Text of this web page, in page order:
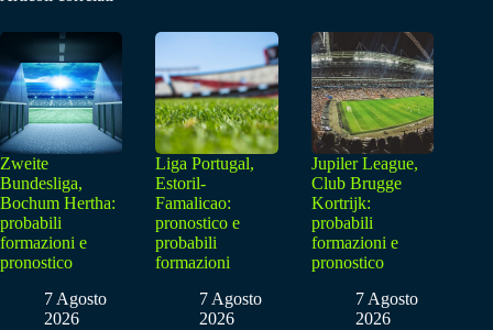
Zweite
Bundesliga,
Bochum Hertha:
probabili
formazioni e
pronostico
7 Agosto
2026
Liga Portugal,
Estoril-
Famalicao:
pronostico e
probabili
formazioni
7 Agosto
2026
Jupiler League,
Club Brugge
Kortrijk:
probabili
formazioni e
pronostico
7 Agosto
2026